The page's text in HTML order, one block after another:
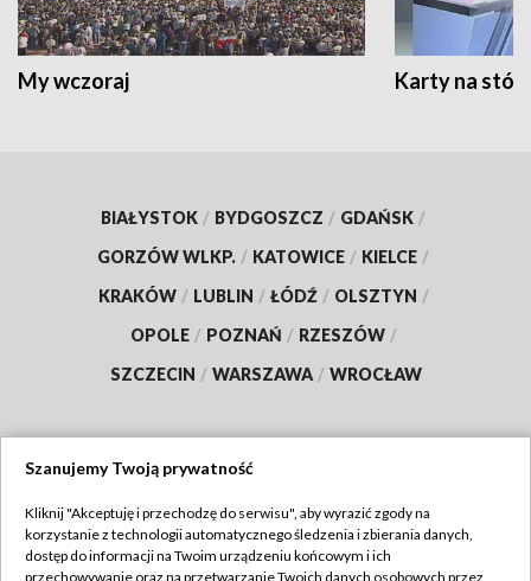
My wczoraj Karty na
BIAŁYSTOK / BYDGOSZCZ / GDAŃSK /
GORZÓW WLKP. / KATOWICE / KIELCE /
KRAKÓW / LUBLIN / ŁÓDŹ / OLSZTYN /
OPOLE / POZNAŃ / RZESZÓW /
SZCZECIN / WARSZAWA / WROCŁAW
TVP
Szanujemy Twoją prywatność
Kliknij "Akceptuję i przechodzę do serwisu", aby wyrazić zgody na
korzystanie z technologii automatycznego śledzenia i zbierania danych,
dostęp do informacji na Twoim urządzeniu końcowym i ich
przechowywanie oraz na przetwarzanie Twoich danych osobowych przez